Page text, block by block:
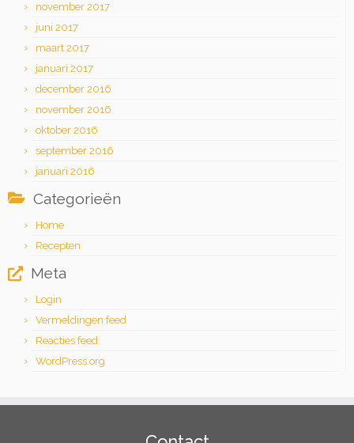
november 2017
juni 2017
maart 2017
januari 2017
december 2016
november 2016
oktober 2016
september 2016
januari 2016
Categorieën
Home
Recepten
Meta
Login
Vermeldingen feed
Reacties feed
WordPress.org